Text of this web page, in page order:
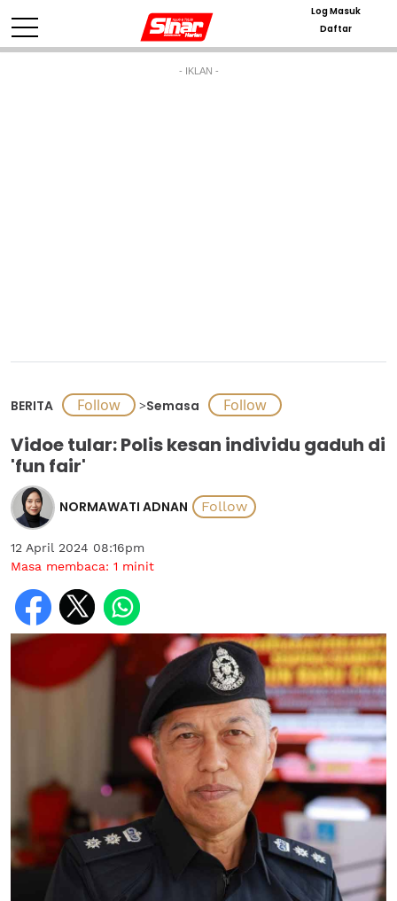
Log Masuk
Daftar
- IKLAN -
BERITA >Semasa
Vidoe tular: Polis kesan individu gaduh di
'fun fair'
NORMAWATI ADNAN
12 April 2024 08:16pm
Masa membaca: 1 minit